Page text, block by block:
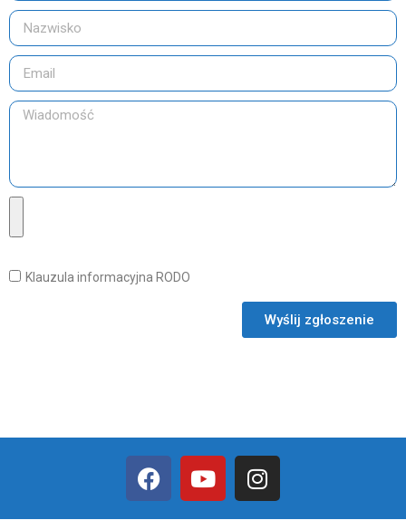
Klauzula informacyjna RODO
Wyślij zgłoszenie